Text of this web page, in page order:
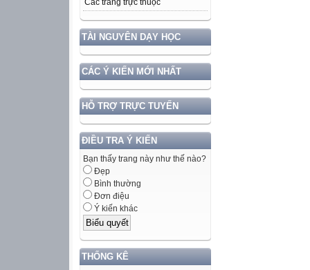
Các trang trực thuộc
TÀI NGUYÊN DẠY HỌC
CÁC Ý KIẾN MỚI NHẤT
HỖ TRỢ TRỰC TUYẾN
ĐIỀU TRA Ý KIẾN
Bạn thấy trang này như thế nào?
Đẹp
Bình thường
Đơn điệu
Ý kiến khác
THỐNG KÊ